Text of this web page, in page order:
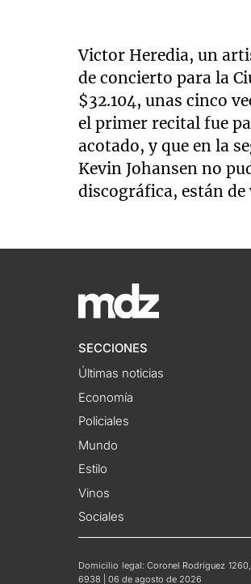
Victor Heredia, un
de concierto para la
$32.104, unas cinco
el primer recital fue
acotado, y que en la
Kevin Johansen no
discográfica, están de
SECCIONES
Últimas noticias
Economía
Policiales
Mundo
Estilo
Vinos
Sociales
Domicilio legal: Coronel Rodríguez
6938 | 06 de agosto de 2026